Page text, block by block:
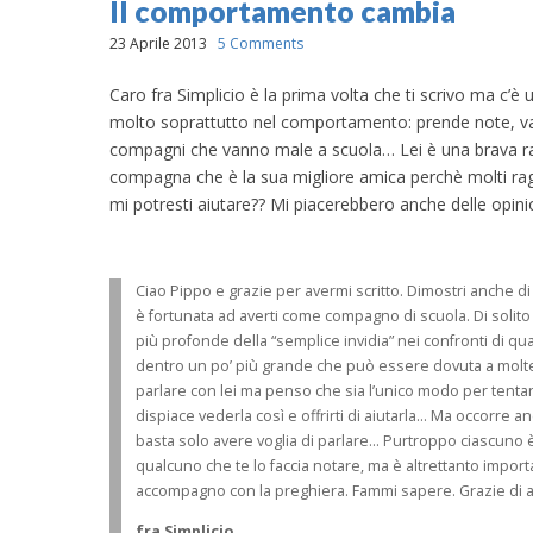
Il comportamento cambia
23 Aprile 2013 5 Comments
Caro fra Simplicio è la prima volta che ti scrivo ma
molto soprattutto nel comportamento: prende note,
compagni che vanno male a scuola… Lei è una brava
compagna che è la sua migliore amica perchè molti
mi potresti aiutare?? Mi piacerebbero anche delle
Ciao Pippo e grazie per avermi scritto. Dimostri anche
è fortunata ad averti come compagno di scuola. Di
più profonde della “semplice invidia” nei confronti di
dentro un po’ più grande che può essere dovuta a
parlare con lei ma penso che sia l’unico modo per
dispiace vederla così e offrirti di aiutarla… Ma occorre
basta solo avere voglia di parlare… Purtroppo ciascuno
qualcuno che te lo faccia notare, ma è altrettanto
accompagno con la preghiera. Fammi sapere. Grazie di